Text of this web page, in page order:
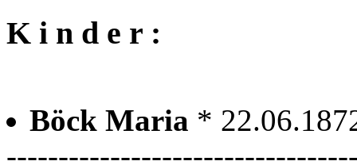
K i n d e r :
Böck Maria *